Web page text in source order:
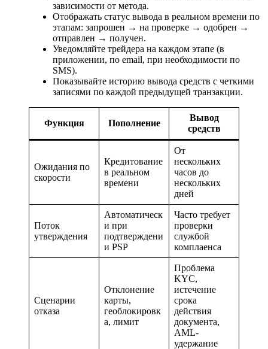
зависимости от метода.
Отображать статус вывода в реальном времени по
этапам: запрошен → на проверке → одобрен →
отправлен → получен.
Уведомляйте трейдера на каждом этапе (в
приложении, по email, при необходимости по
SMS).
Показывайте историю вывода средств с четкими
записями по каждой предыдущей транзакции.
Функция Пополнение
Вывод
средств
Ожидания по
скорости
Кредитование
в реальном
времени
От
нескольких
часов до
нескольких
дней
Поток
утверждения
Автоматическ
и при
подтверждени
и PSP
Часто требует
проверки
службой
комплаенса
Сценарии
отказа
Отклонение
карты,
геоблокировк
а, лимит
Проблема
KYC,
истечение
срока
действия
документа,
AML-
удержание